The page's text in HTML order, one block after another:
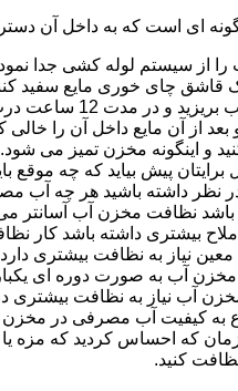
ای است که به داخل آن
را از سیستم لوله کشی جدا
داخل مخزن آب بریزید
و بعد از آن مایع داخل آن را
و اینگونه مخزن تمیز می شود.
برایتان پیش بیاید که چه موقع
نظر داشته باشید هر چه آب
نظافت مخزن آب آسانتر
بیشتری داشته باشد کار
معین نیاز به نظافت بیشتری
آب به صورت دوره ای
آب نیاز به نظافت بیشتری
به کیفیت آب مصرفی در مخزن
زمان که احساس کردید که مزه
کنید.